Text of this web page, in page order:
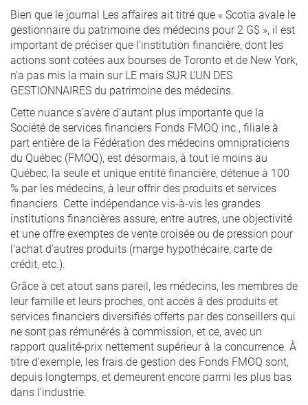
Bien que le journal Les affaires ait titré que « Scotia avale le
gestionnaire du patrimoine des médecins pour 2 G$ », il est
important de préciser que l’institution financière, dont les
actions sont cotées aux bourses de Toronto et de New York,
n’a pas mis la main sur LE mais SUR L’UN DES
GESTIONNAIRES du patrimoine des médecins.
Cette nuance s’avère d’autant plus importante que la
Société de services financiers Fonds FMOQ inc., filiale à
part entière de la Fédération des médecins omnipraticiens
du Québec (FMOQ), est désormais, à tout le moins au
Québec, la seule et unique entité financière, détenue à 100
% par les médecins, à leur offrir des produits et services
financiers. Cette indépendance vis-à-vis les grandes
institutions financières assure, entre autres, une objectivité
et une offre exemptes de vente croisée ou de pression pour
l’achat d’autres produits (marge hypothécaire, carte de
crédit, etc.).
Grâce à cet atout sans pareil, les médecins, les membres de
leur famille et leurs proches, ont accès à des produits et
services financiers diversifiés offerts par des conseillers qui
ne sont pas rémunérés à commission, et ce, avec un
rapport qualité-prix nettement supérieur à la concurrence. À
titre d’exemple, les frais de gestion des Fonds FMOQ sont,
depuis longtemps, et demeurent encore parmi les plus bas
dans l’industrie.